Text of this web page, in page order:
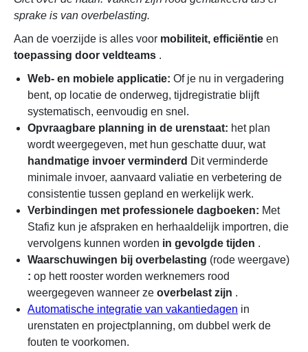
sprake is van overbelasting.
Aan de voerzijde is alles voor mobiliteit, efficiëntie en
toepassing door veldteams .
Web- en mobiele applicatie: Of je nu in vergadering
bent, op locatie de onderweg, tijdregistratie blijft
systematisch, eenvoudig en snel.
Opvraagbare planning in de urenstaat: het plan
wordt weergegeven, met hun geschatte duur, wat
handmatige invoer verminderd Dit verminderde
minimale invoer, aanvaard valiatie en verbetering de
consistentie tussen gepland en werkelijk werk.
Verbindingen met professionele dagboeken: Met
Stafiz kun je afspraken en herhaaldelijk importren, die
vervolgens kunnen worden in gevolgde tijden .
Waarschuwingen bij overbelasting (rode weergave)
: op hett rooster worden werknemers rood
weergegeven wanneer ze overbelast zijn .
Automatische integratie van vakantiedagen in
urenstaten en projectplanning, om dubbel werk de
fouten te voorkomen.